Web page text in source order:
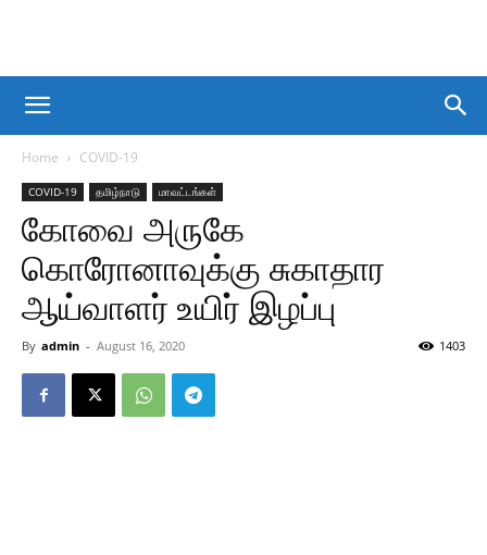
Home COVID-19
COVID-19 தமிழ்நாடு மாவட்டங்கள்
கோவை அருகே
கொரோனாவுக்கு சுகாதார
ஆய்வாளர் உயிர் இழப்பு
By admin - August 16, 2020 1403